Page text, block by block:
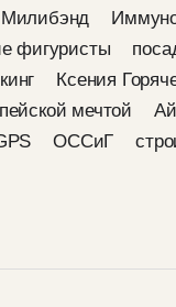
фигуристы
Ксения
мечтой
ОССиГ